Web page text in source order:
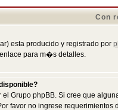
Con
esta producido y registrado por
para m�s detalles.
el Grupo phpBB. Si cree que
favor no ingrese